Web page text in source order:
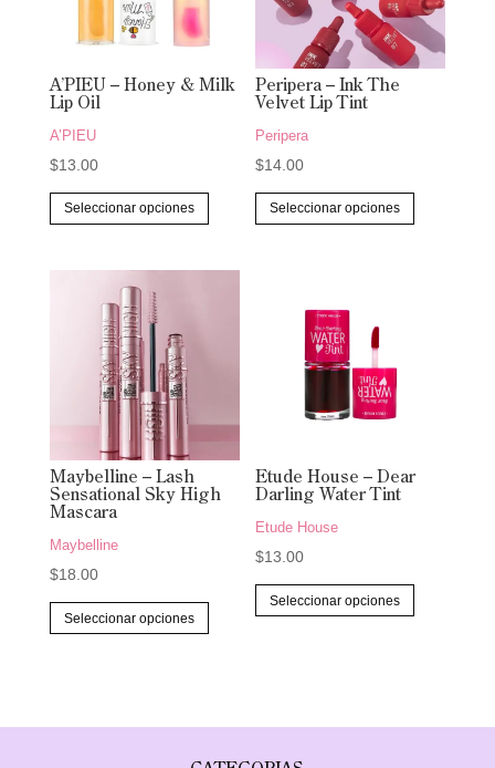
A’PIEU – Honey & Milk
Lip Oil
A’PIEU
$13.00
Seleccionar opciones
Este
producto
pueden
la
Peripera – Ink The
Velvet Lip Tint
Peripera
$14.00
Seleccionar opciones
Este
en
Maybelline – Lash
Sensational Sky High
Mascara
Maybelline
$18.00
Seleccionar opciones
Este
producto
Etude House – Dear
Darling Water Tint
Etude House
$13.00
Seleccionar opciones
Este
producto
Las